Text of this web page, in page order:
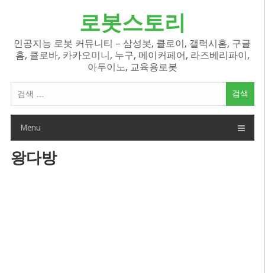
로봇스토리
인공지능 로봇 커뮤니티 – 삼성봇, 클로이, 갤럭시홈, 구글
홈, 클로바, 카카오미니, 누구, 메이커페어, 라즈베리파이,
아두이노, 교육용로봇
색
Menu
왕다방